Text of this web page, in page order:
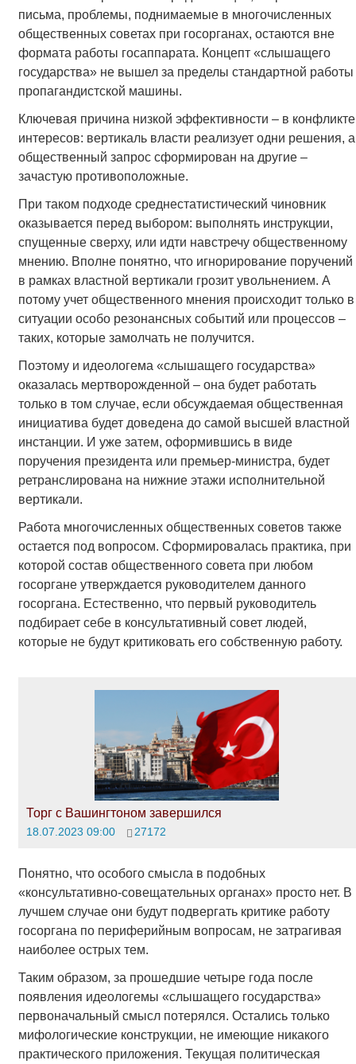
письма, проблемы, поднимаемые в многочисленных
общественных советах при госорганах, остаются вне
формата работы госаппарата. Концепт «слышащего
государства» не вышел за пределы стандартной работы
пропагандистской машины.
Ключевая причина низкой эффективности – в конфликте
интересов: вертикаль власти реализует одни решения, а
общественный запрос сформирован на другие –
зачастую противоположные.
При таком подходе среднестатистический чиновник
оказывается перед выбором: выполнять инструкции,
спущенные сверху, или идти навстречу общественному
мнению. Вполне понятно, что игнорирование поручений
в рамках властной вертикали грозит увольнением. А
потому учет общественного мнения происходит только в
ситуации особо резонансных событий или процессов –
таких, которые замолчать не получится.
Поэтому и идеологема «слышащего государства»
оказалась мертворожденной – она будет работать
только в том случае, если обсуждаемая общественная
инициатива будет доведена до самой высшей властной
инстанции. И уже затем, оформившись в виде
поручения президента или премьер-министра, будет
ретранслирована на нижние этажи исполнительной
вертикали.
Работа многочисленных общественных советов также
остается под вопросом. Сформировалась практика, при
которой состав общественного совета при любом
госоргане утверждается руководителем данного
госоргана. Естественно, что первый руководитель
подбирает себе в консультативный совет людей,
которые не будут критиковать его собственную работу.
Торг с Вашингтоном завершился
18.07.2023 09:00 27172
Понятно, что особого смысла в подобных
«консультативно-совещательных органах» просто нет. В
лучшем случае они будут подвергать критике работу
госоргана по периферийным вопросам, не затрагивая
наиболее острых тем.
Таким образом, за прошедшие четыре года после
появления идеологемы «слышащего государства»
первоначальный смысл потерялся. Остались только
мифологические конструкции, не имеющие никакого
практического приложения. Текущая политическая